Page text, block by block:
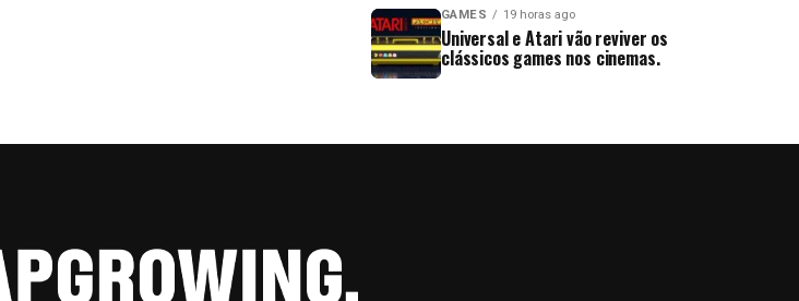
GAMES 19 horas ago
Universal e Atari vão reviver os
clássicos games nos cinemas.